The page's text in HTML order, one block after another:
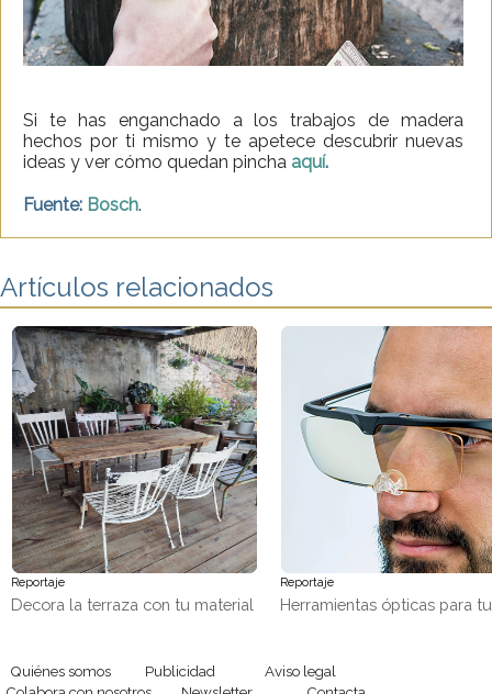
Si te has enganchado a los trabajos de madera
hechos por ti mismo y te apetece descubrir nuevas
ideas y ver cómo quedan pincha aquí.
Fuente: Bosch.
Artículos relacionados
Reportaje
Decora la terraza con tu material
Reportaje
Herramientas ópticas para
Quiénes somos Publicidad
Aviso legal